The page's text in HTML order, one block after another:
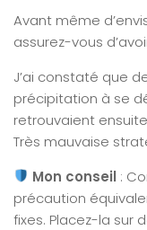
Avant même
assurez-vous
J’ai constaté que
précipitation à se
retrouvaient
Très mauvaise
Mon conseil :
précaution
fixes. Placez-la sur